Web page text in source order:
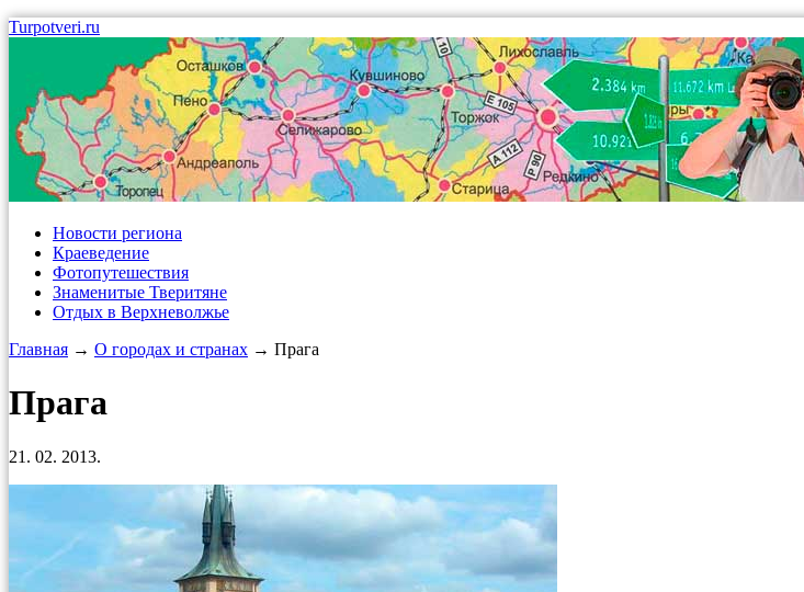
Turpotveri.ru
Новости региона
Краеведение
Фотопутешествия
Знаменитые Тверитяне
Отдых в Верхневолжье
Главная → О городах и странах → Прага
Прага
21. 02. 2013.